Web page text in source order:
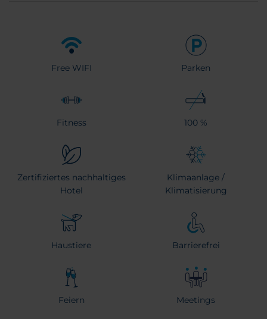
Free WIFI Parken
Fitness 100 %
Zertifiziertes nachhaltiges
Hotel
Klimaanlage /
Klimatisierung
Haustiere Barrierefrei
Feiern Meetings